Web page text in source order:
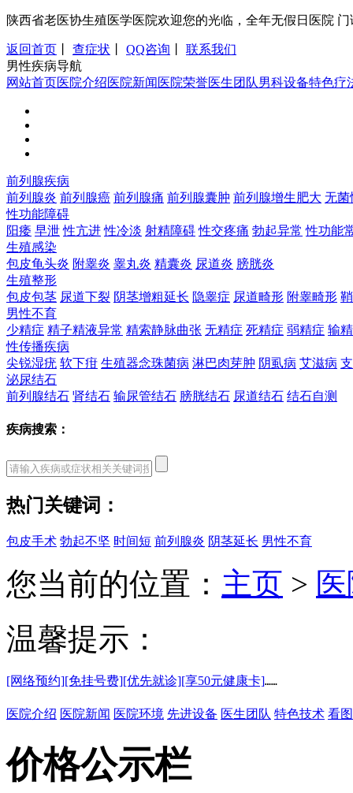
陕西省老医协生殖医学医院欢迎您的光临，全年无假日医院 门
返回首页 查症状 QQ咨询
联系我们
男性疾病导航
网站首页医院介绍医院新闻 医院荣誉医生团队男科设备特色疗
前列腺疾病
前列腺炎 前列腺癌 前列腺痛 前列腺囊肿 前列腺增生肥大 无菌
性功能障碍
阳痿 早泄 性亢进 性冷淡 射精障碍 性交疼痛 勃起异常 性功能
生殖感染
包皮龟头炎 附睾炎 睾丸炎 精囊炎 尿道炎 膀胱炎
生殖整形
包皮包茎 尿道下裂 阴茎增粗延长 隐睾症 尿道畸形 附睾畸形
男性不育
少精症 精子精液异常 精索静脉曲张 无精症 死精症 弱精症 输
性传播疾病
尖锐湿疣 软下疳 生殖器念珠菌病 淋巴肉芽肿 阴虱病 艾滋病
泌尿结石
前列腺结石 肾结石 输尿管结石 膀胱结石 尿道结石 结石自测
疾病搜索：
热门关键词：
包皮手术 勃起不坚 时间短 前列腺炎 阴茎延长 男性不育
您当前的位置： 主页 >
温馨提示：
[网络预约][免挂号费][优先就诊][享50元健康卡]……
医院介绍 医院新闻 医院环境 先进设备 医生团队 特色技术 看
价格公示栏